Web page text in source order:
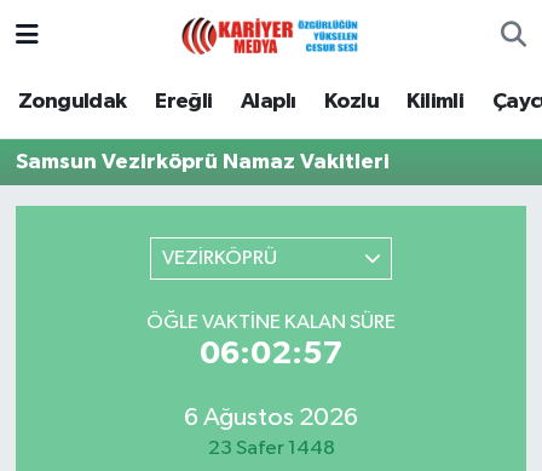
Zonguldak Ereğli Alaplı Kozlu Kilimli
Samsun Vezirköprü Namaz Vakitleri
VEZİRKÖPRÜ
ÖĞLE VAKTINE KALAN SÜRE
06:02:57
6 Ağustos 2026
23 Safer 1448
Zonguldak
Ereğli
Zonguldak Nöbetçi Eczaneler
Zonguldak Hava Durumu
Zonguldak Trafik Yoğunluk Haritası
Puan Durumu ve Fikstür